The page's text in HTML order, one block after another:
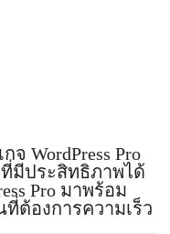
จ WordPress Pro
มีประสิทธิภาพได้
Pro มาพร้อม
ต้องการความเร็ว